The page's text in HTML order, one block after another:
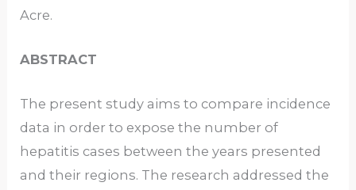
Acre.
ABSTRACT
The present study aims to compare incidence
data in order to expose the number of
hepatitis cases between the years presented
and their regions. The research addressed the